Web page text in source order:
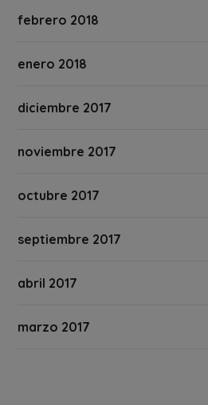
febrero 2018
enero 2018
diciembre 2017
noviembre 2017
octubre 2017
septiembre 2017
abril 2017
marzo 2017